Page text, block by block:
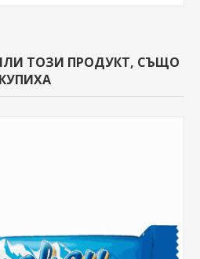
ТОЗИ ПРОДУКТ, СЪЩО
КУПИХА